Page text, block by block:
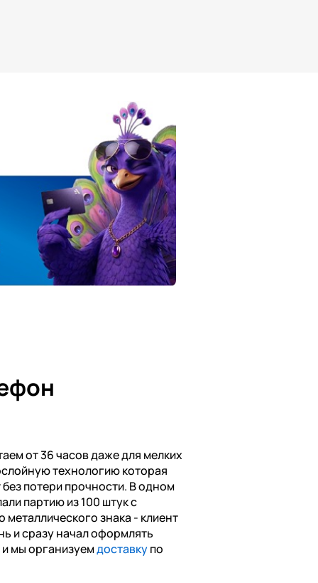
от 36 часов даже для мелких
технологию которая
потери прочности. В одном
партию из 100 штук с
металлического знака - клиент
и сразу начал оформлять
мы организуемдоставкупо